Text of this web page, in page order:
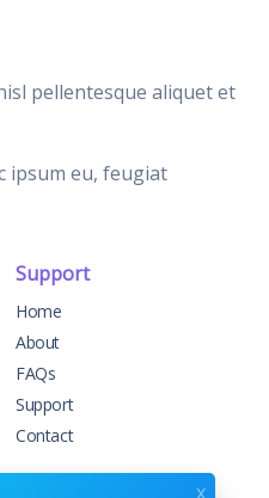
pellentesque aliquet et
ipsum eu, feugiat
Support
Home
About
FAQs
Support
Contact
x